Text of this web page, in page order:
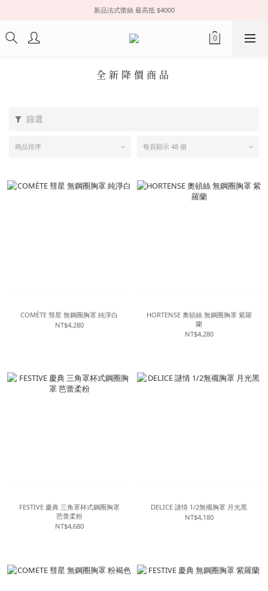
新品法式蕾絲 最高抵 $4000
全新降價商品
篩選
商品排序 每頁顯示 48 個
COMÈTE 彗星 無鋼圈胸罩 純淨白
NT$4,280
HORTENSE 奧頓絲 無鋼圈胸罩 紫羅
蘭
NT$4,280
FESTIVE 慶典 三角罩杯式鋼圈胸罩
芭蕾柔粉
NT$4,680
DELICE 謎情 1/2無襯胸罩 月光黑
NT$4,180